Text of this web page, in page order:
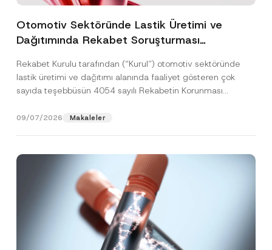
Otomotiv Sektöründe Lastik Üretimi ve
Dağıtımında Rekabet Soruşturması
Cezasına Hükmedilmiştir
Rekabet Kurulu tarafından (“Kurul”) otomotiv sektöründe
lastik üretimi ve dağıtımı alanında faaliyet gösteren çok
sayıda teşebbüsün 4054 sayılı Rekabetin Korunması
09/07/2026 Makaleler